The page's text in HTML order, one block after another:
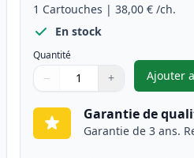
1 Cartouches | 38,00 € /ch.
En stock
Quantité
Quantité
Utilisez les boutons pour
− +
Quantité
Ajouter
Garantie de
Garantie de 3 ans.